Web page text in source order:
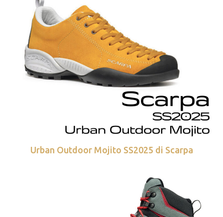
Urban Outdoor Mojito SS2025 di Scarpa